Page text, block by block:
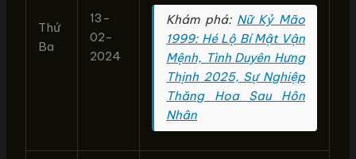
Thứ
Ba
13-
02-
2024
Khám phá: Nữ Kỷ Mão
1999: Hé Lộ Bí Mật Vận
Mệnh, Tình Duyên Hưng
Thịnh 2025, Sự Nghiệp
Thăng Hoa Sau Hôn
Nhân